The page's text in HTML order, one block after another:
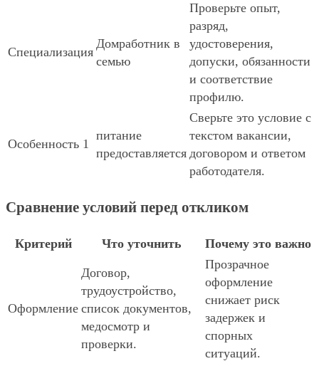
Специализация
Домработник в
семью
Проверьте опыт,
разряд,
удостоверения,
допуски, обязанности
и соответствие
профилю.
Особенность 1
питание
предоставляется
Сверьте это условие с
текстом вакансии,
договором и ответом
работодателя.
Сравнение условий перед откликом
Критерий Что уточнить Почему это важно
Оформление
Договор,
трудоустройство,
список документов,
медосмотр и
проверки.
Прозрачное
оформление
снижает риск
задержек и
спорных
ситуаций.